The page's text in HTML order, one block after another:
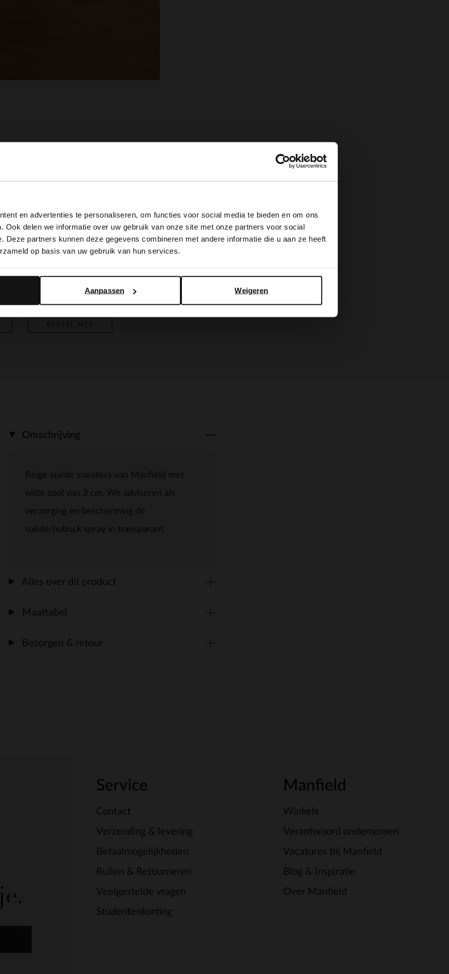
en advertenties te personaliseren, om functies voor social media te bieden en om ons
Ook delen we informatie over uw gebruik van onze site met onze partners voor social
Deze partners kunnen deze gegevens combineren met andere informatie die u aan ze heeft
op basis van uw gebruik van hun services.
Weigeren
Aanpassen
Omschrijving
Beige suède sneakers van Manfield met
witte zool van 3 cm. We adviseren als
verzorging en bescherming de
suède/nubuck spray in transparant.
Alles over dit product
Maattabel
Bezorgen & retour
Service
Contact
Verzending & levering
Betaalmogelijkheden
Ruilen & Retourneren
Veelgestelde vragen
Studentenkorting
Manfield
Winkels
Verantwoord ondernemen
Vacatures bij Manfield
Blog & Inspiratie
Over Manfield
×
It looks like your language isn't Dutch. Would you like to